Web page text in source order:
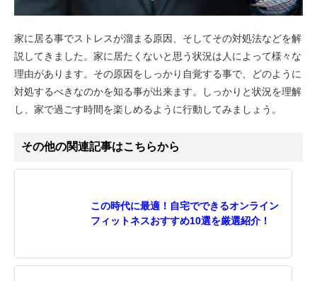
家に居る事でストレスが溜まる原因、そしてその対処法などを解
説してきました。家に居たくないと思う状況は人によって様々な
理由があります。その原因をしっかり自覚する事で、どのように
対処するべきなのかを知る事が出来ます。しっかりと状況を理解
し、家で過ごす時間を楽しめるように行動してみましょう。
その他の関連記事はこちらから
この時代に最適！自宅でできるオンライン
フィットネスおすすめ10選を厳選紹介！